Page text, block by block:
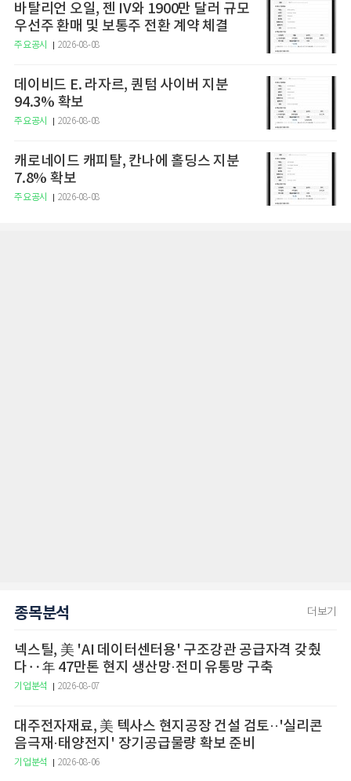
바탈리언 오일, 젠 IV와 1900만 달러 규모
우선주 환매 및 보통주 전환 계약 체결
주요공시 2026-08-08
데이비드 E. 라자르, 퀀텀 사이버 지분
94.3% 확보
주요공시 2026-08-08
캐로네이드 캐피탈, 칸나에 홀딩스 지분
7.8% 확보
주요공시 2026-08-08
종목분석 더보기
넥스틸, 美 'AI 데이터센터용' 구조강관 공급자격 갖췄
다‥年 47만톤 현지 생산망·전미 유통망 구축
기업분석 2026-08-07
대주전자재료, 美 텍사스 현지공장 건설 검토··'실리콘
음극재·태양전지' 장기공급물량 확보 준비
기업분석 2026-08-06